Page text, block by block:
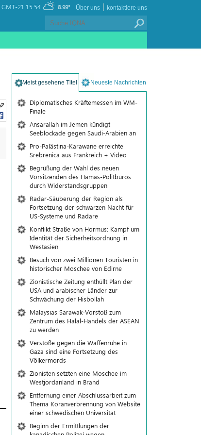
GMT-21:15:54 8.99° kontaktiere uns
|
Über uns
Meist gesehene Titel Neueste Nachrichten
Diplomatisches Kräftemessen im WM-
Finale
Ansarallah im Jemen kündigt
Seeblockade gegen Saudi-Arabien an
Pro-Palästina-Karawane erreichte
Srebrenica aus Frankreich + Video
Begrüßung der Wahl des neuen
Vorsitzenden des Hamas-Politbüros
durch Widerstandsgruppen
Radar-Säuberung der Region als
Fortsetzung der schwarzen Nacht für
US-Systeme und Radare
Konflikt Straße von Hormus: Kampf um
Identität der Sicherheitsordnung in
Westasien
Besuch von zwei Millionen Touristen in
historischer Moschee von Edirne
Zionistische Zeitung enthüllt Plan der
USA und arabischer Länder zur
Schwächung der Hisbollah
Malaysias Sarawak-Vorstoß zum
Zentrum des Halal-Handels der ASEAN
zu werden
Verstöße gegen die Waffenruhe in
Gaza sind eine Fortsetzung des
Völkermords
Zionisten setzten eine Moschee im
Westjordanland in Brand
Entfernung einer Abschlussarbeit zum
Thema Koranverbrennung von Website
einer schwedischen Universität
Beginn der Ermittlungen der